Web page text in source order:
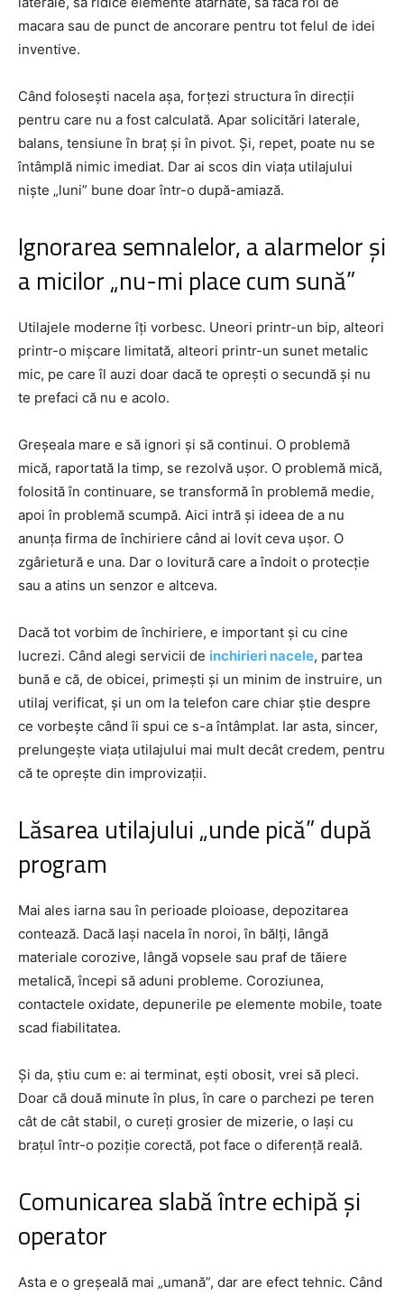
macara sau de punct de ancorare pentru tot felul de idei
inventive.
Când folosești nacela așa, forțezi structura în direcții
pentru care nu a fost calculată. Apar solicitări laterale,
balans, tensiune în braț și în pivot. Și, repet, poate nu se
întâmplă nimic imediat. Dar ai scos din viața utilajului
niște „luni” bune doar într-o după-amiază.
Ignorarea semnalelor, a alarmelor și
a micilor „nu-mi place cum sună”
Utilajele moderne îți vorbesc. Uneori printr-un bip, alteori
printr-o mișcare limitată, alteori printr-un sunet metalic
mic, pe care îl auzi doar dacă te oprești o secundă și nu
te prefaci că nu e acolo.
Greșeala mare e să ignori și să continui. O problemă
mică, raportată la timp, se rezolvă ușor. O problemă mică,
folosită în continuare, se transformă în problemă medie,
apoi în problemă scumpă. Aici intră și ideea de a nu
anunța firma de închiriere când ai lovit ceva ușor. O
zgârietură e una. Dar o lovitură care a îndoit o protecție
sau a atins un senzor e altceva.
Dacă tot vorbim de închiriere, e important și cu cine
lucrezi. Când alegi servicii de inchirieri nacele, partea
bună e că, de obicei, primești și un minim de instruire, un
utilaj verificat, și un om la telefon care chiar știe despre
ce vorbește când îi spui ce s-a întâmplat. Iar asta, sincer,
prelungește viața utilajului mai mult decât credem, pentru
că te oprește din improvizații.
Lăsarea utilajului „unde pică” după
program
Mai ales iarna sau în perioade ploioase, depozitarea
contează. Dacă lași nacela în noroi, în bălți, lângă
materiale corozive, lângă vopsele sau praf de tăiere
metalică, începi să aduni probleme. Coroziunea,
contactele oxidate, depunerile pe elemente mobile, toate
scad fiabilitatea.
Și da, știu cum e: ai terminat, ești obosit, vrei să pleci.
Doar că două minute în plus, în care o parchezi pe teren
cât de cât stabil, o cureți grosier de mizerie, o lași cu
brațul într-o poziție corectă, pot face o diferență reală.
Comunicarea slabă între echipă și
operator
Asta e o greșeală mai „umană”, dar are efect tehnic. Când